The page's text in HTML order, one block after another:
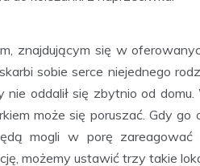
znajdującym się w
sobie serce niejednego
nie oddalił się zbytnio od
może się poruszać. Gdy
mogli w porę
możemy ustawić trzy takie